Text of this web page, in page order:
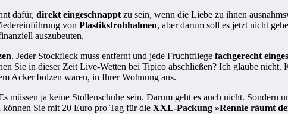
dafür, direkt eingeschnappt zu sein, wenn die Liebe zu ihnen
von Plastikstrohhalmen, aber darum soll es jetzt nicht
auszubeuten.
. Jeder Stockfleck muss entfernt und jede Fruchtfliege fachgerecht
Sie in dieser Zeit Live-Wetten bei Tipico abschließen? Ich glaube nicht.
Acker bolzen waren, in Ihrer Wohnung aus.
müssen ja keine Stollenschuhe sein. Darum geht es auch nicht. Sondern
können Sie mit 20 Euro pro Tag für die XXL-Packung »Rennie räumt